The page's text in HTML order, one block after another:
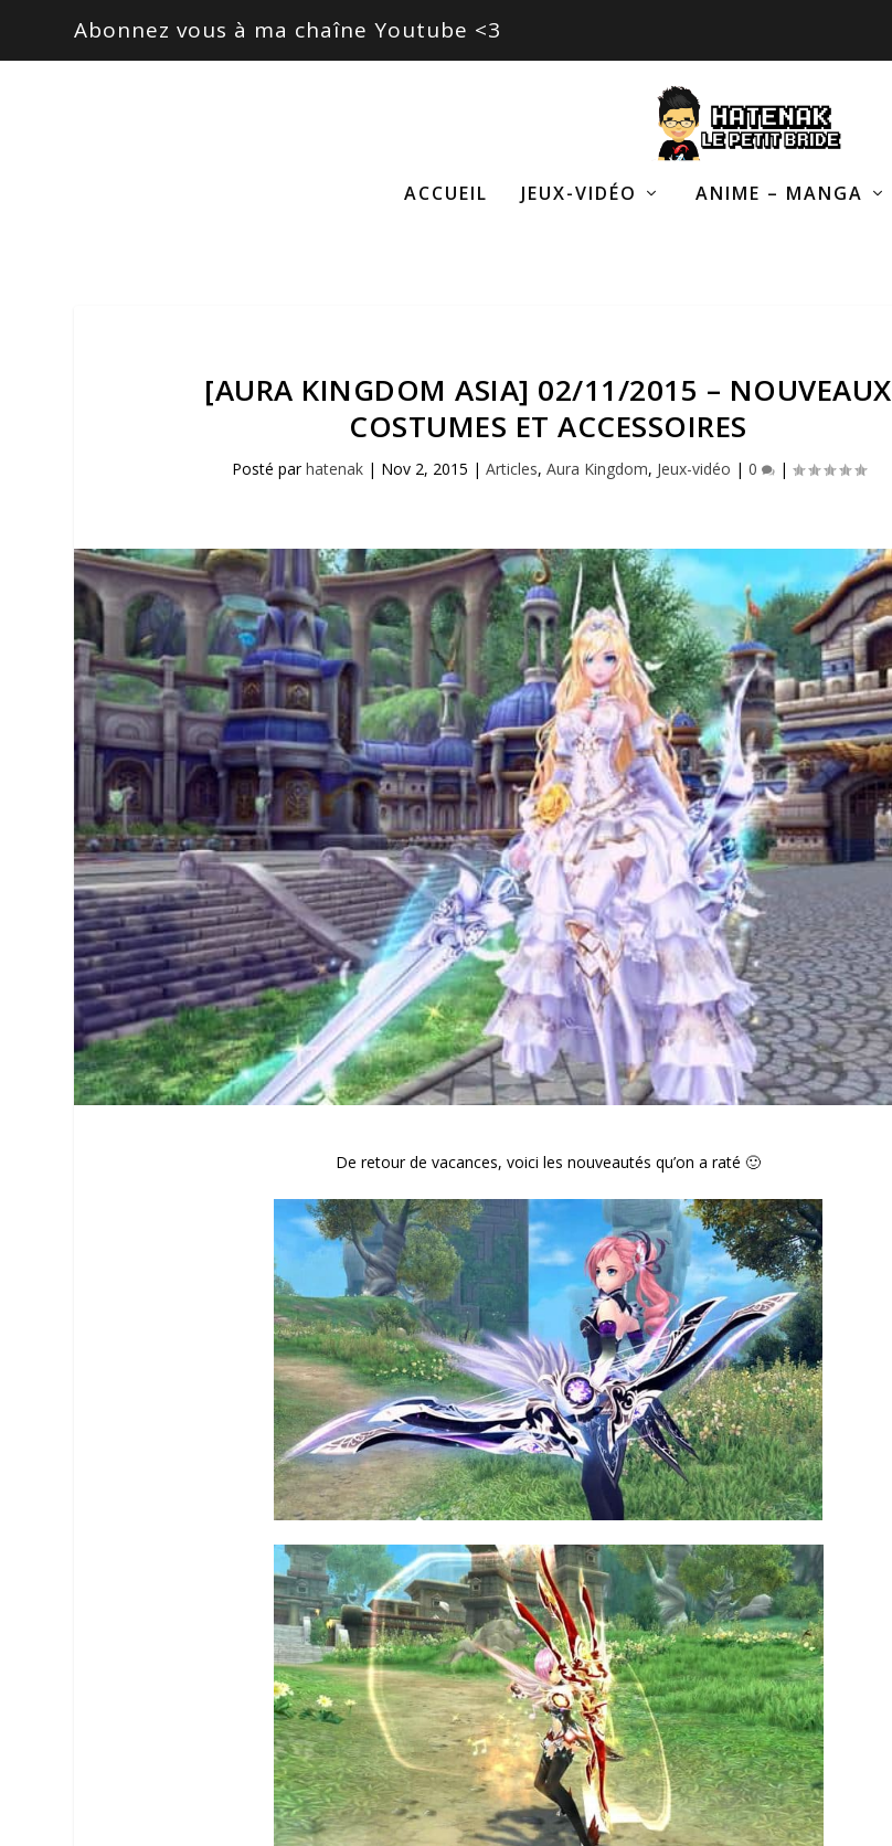
Abonnez vous à ma chaîne Youtube <3
ACCUEIL JEUX-VIDÉO ANIME – MANGA
[AURA KINGDOM ASIA] 02/11/2015 – NOUVEAUX
COSTUMES ET ACCESSOIRES
Posté parhatenak| Nov 2, 2015 | Articles, Aura Kingdom, Jeux-vidéo | 0 |
De retour de vacances, voici les nouveautés qu’on a raté 🙂